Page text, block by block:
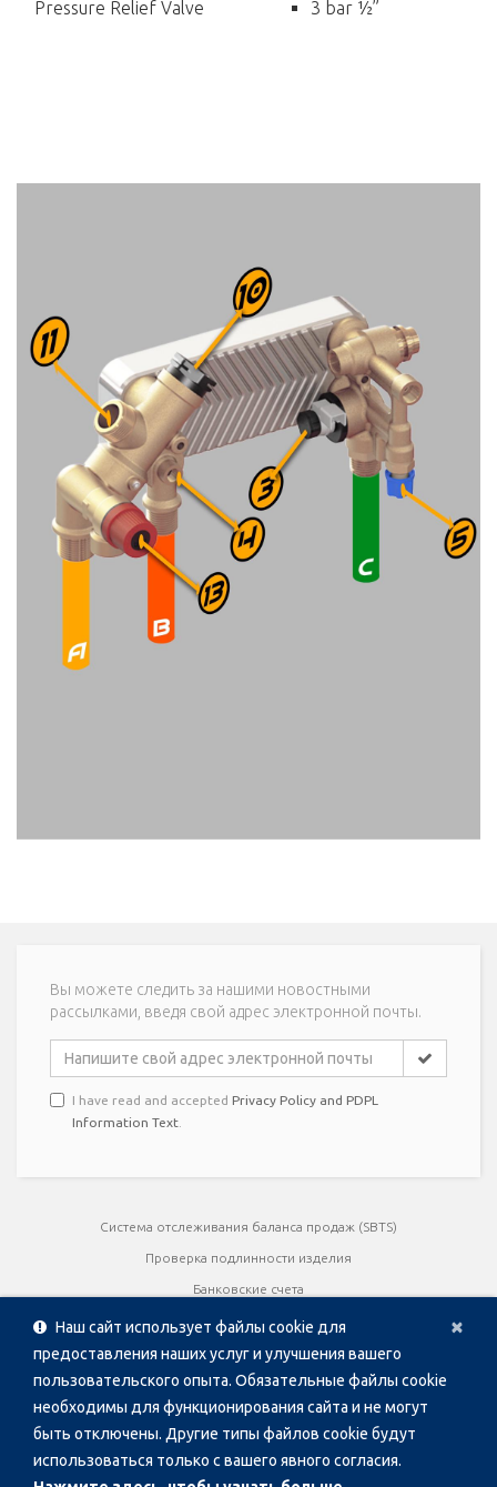
×
Наш сайт использует файлы cookie для
предоставления наших услуг и улучшения вашего
пользовательского опыта. Обязательные файлы cookie
необходимы для функционирования сайта и не могут
быть отключены. Другие типы файлов cookie будут
использоваться только с вашего явного согласия.
Pressure Relief Valve 3 bar ½”
Вы можете следить за нашими новостными
рассылками, введя свой адрес электронной почты.
I have read and accepted Privacy Policy and PDPL
Information Text
Система отслеживания баланса продаж (SBTS)
Проверка подлинности изделия
Банковские счета
Руководства пользователя
Сертификаты качества
брошюры
Презентация изделия
Copyright © 1996 - 2026 PAKKENS, все права защищены